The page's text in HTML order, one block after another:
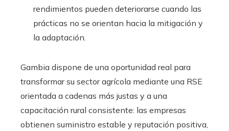
rendimientos pueden deteriorarse cuando las
prácticas no se orientan hacia la mitigación y
la adaptación.
Gambia dispone de una oportunidad real para
transformar su sector agrícola mediante una RSE
orientada a cadenas más justas y a una
capacitación rural consistente: las empresas
obtienen suministro estable y reputación positiva,